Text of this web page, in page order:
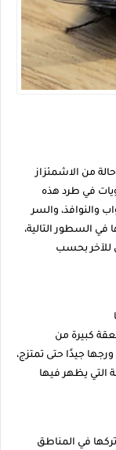
من الاشمئزاز
في طرد هذه
والنوافذ، والسر
السطور التالية،
للآخر بحسب
كبيرة من
جيدًا حتى تمتزج،
التي يظهر فيها
في المناطق